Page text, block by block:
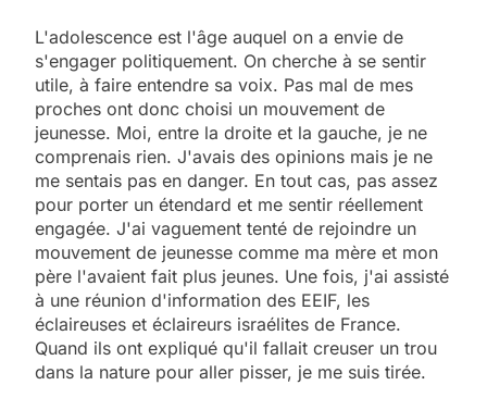
L'adolescence est l'âge auquel on a envie de
s'engager politiquement. On cherche à se sentir
utile, à faire entendre sa voix. Pas mal de mes
proches ont donc choisi un mouvement de
jeunesse. Moi, entre la droite et la gauche, je ne
comprenais rien. J'avais des opinions mais je ne
me sentais pas en danger. En tout cas, pas assez
pour porter un étendard et me sentir réellement
engagée. J'ai vaguement tenté de rejoindre un
mouvement de jeunesse comme ma mère et mon
père l'avaient fait plus jeunes. Une fois, j'ai assisté
à une réunion d'information des EEIF, les
éclaireuses et éclaireurs israélites de France.
Quand ils ont expliqué qu'il fallait creuser un trou
dans la nature pour aller pisser, je me suis tirée.